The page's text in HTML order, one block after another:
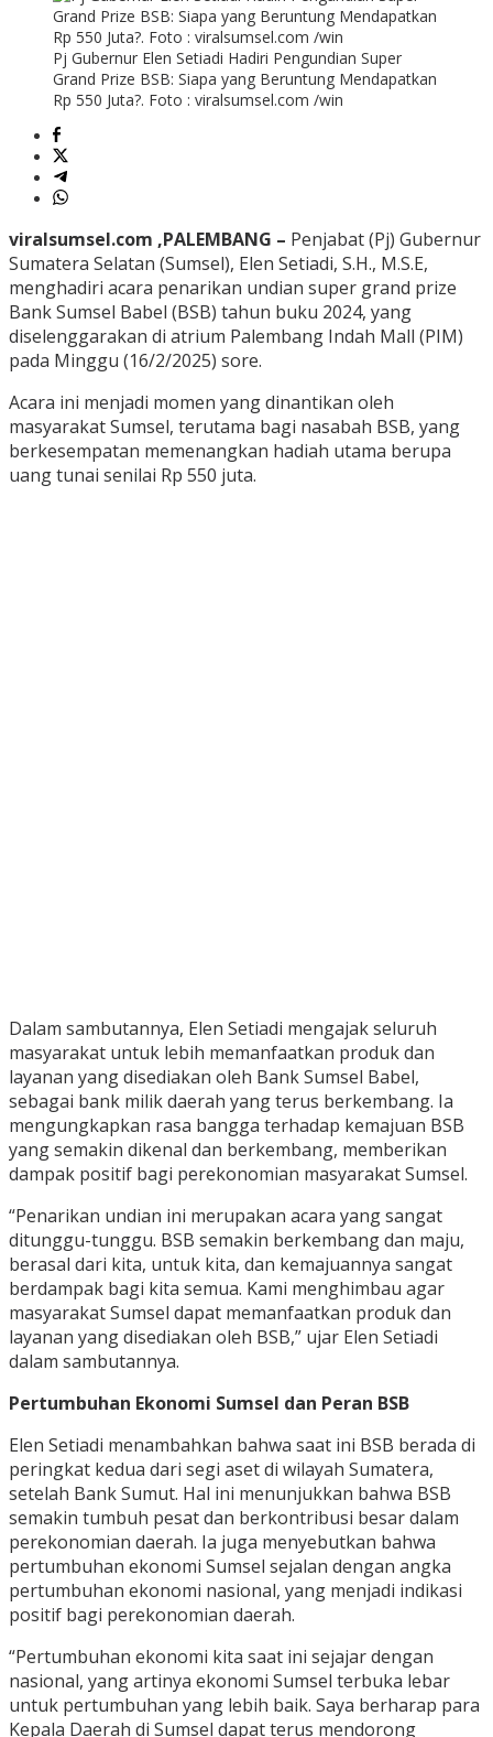
Pj Gubernur Elen Setiadi Hadiri Pengundian Super
Grand Prize BSB: Siapa yang Beruntung Mendapatkan
Rp 550 Juta?. Foto : viralsumsel.com /win
viralsumsel.com ,PALEMBANG – Penjabat (Pj) Gubernur
Sumatera Selatan (Sumsel), Elen Setiadi, S.H., M.S.E,
menghadiri acara penarikan undian super grand prize
Bank Sumsel Babel (BSB) tahun buku 2024, yang
diselenggarakan di atrium Palembang Indah Mall (PIM)
pada Minggu (16/2/2025) sore.
Acara ini menjadi momen yang dinantikan oleh
masyarakat Sumsel, terutama bagi nasabah BSB, yang
berkesempatan memenangkan hadiah utama berupa
uang tunai senilai Rp 550 juta.
Dalam sambutannya, Elen Setiadi mengajak seluruh
masyarakat untuk lebih memanfaatkan produk dan
layanan yang disediakan oleh Bank Sumsel Babel,
sebagai bank milik daerah yang terus berkembang. Ia
mengungkapkan rasa bangga terhadap kemajuan BSB
yang semakin dikenal dan berkembang, memberikan
dampak positif bagi perekonomian masyarakat Sumsel.
“Penarikan undian ini merupakan acara yang sangat
ditunggu-tunggu. BSB semakin berkembang dan maju,
berasal dari kita, untuk kita, dan kemajuannya sangat
berdampak bagi kita semua. Kami menghimbau agar
masyarakat Sumsel dapat memanfaatkan produk dan
layanan yang disediakan oleh BSB,” ujar Elen Setiadi
dalam sambutannya.
Pertumbuhan Ekonomi Sumsel dan Peran BSB
Elen Setiadi menambahkan bahwa saat ini BSB berada di
peringkat kedua dari segi aset di wilayah Sumatera,
setelah Bank Sumut. Hal ini menunjukkan bahwa BSB
semakin tumbuh pesat dan berkontribusi besar dalam
perekonomian daerah. Ia juga menyebutkan bahwa
pertumbuhan ekonomi Sumsel sejalan dengan angka
pertumbuhan ekonomi nasional, yang menjadi indikasi
positif bagi perekonomian daerah.
“Pertumbuhan ekonomi kita saat ini sejajar dengan
nasional, yang artinya ekonomi Sumsel terbuka lebar
untuk pertumbuhan yang lebih baik. Saya berharap para
Kepala Daerah di Sumsel dapat terus mendorong